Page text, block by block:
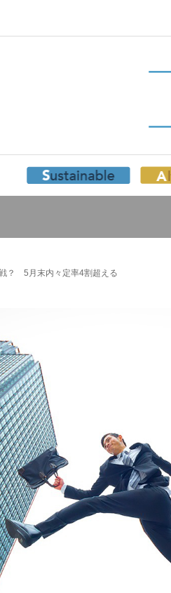
？ 5月末内々定率4割超える